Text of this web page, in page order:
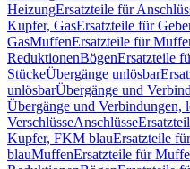
HeizungErsatzteile für
Kupfer, GasErsatzteile für
GasMuffenErsatzteile für
ReduktionenBögenErsatzteile
StückeÜbergänge unlösbar
unlösbarÜbergänge und
Übergänge und Verbindungen,
VerschlüsseAnschlüsse
Kupfer, FKM blauErsatzteile
blauMuffenErsatzteile für